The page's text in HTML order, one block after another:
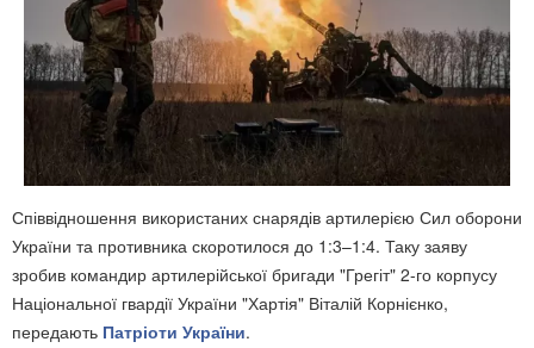
Співвідношення використаних снарядів артилерією Сил оборони
України та противника скоротилося до 1:3–1:4. Таку заяву
зробив командир артилерійської бригади "Грегіт" 2-го корпусу
Національної гвардії України "Хартія" Віталій Корнієнко,
передають Патріоти України.